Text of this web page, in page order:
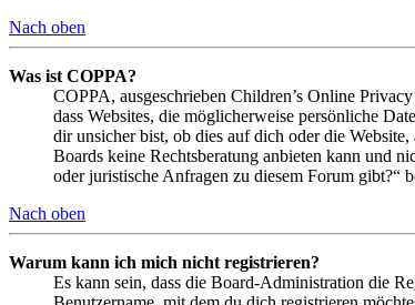
Nach oben
Was ist COPPA?
COPPA, ausgeschrieben Children’s Online
dass Websites, die möglicherweise persönliche
dir unsicher bist, ob dies auf dich oder die
Boards keine Rechtsberatung anbieten kann und
oder juristische Anfragen zu diesem Forum gibt?“
Nach oben
Warum kann ich mich nicht registrieren?
Es kann sein, dass die Board-Administration die